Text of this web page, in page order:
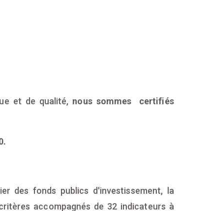
et de qualité, nous sommes certifiés
des fonds publics d'investissement, la
accompagnés de 32 indicateurs à